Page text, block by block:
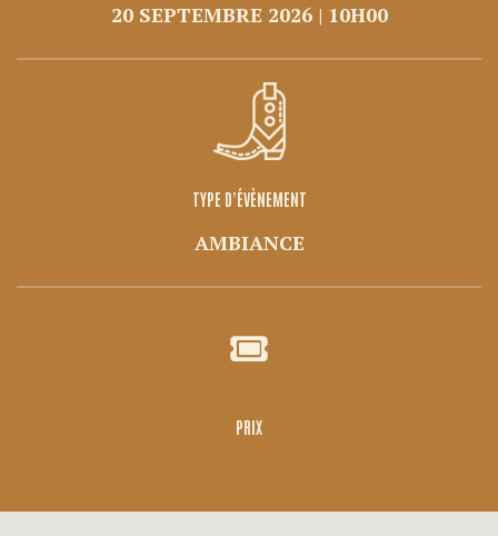
20 SEPTEMBRE 2026 | 10H00
TYPE D’ÉVÈNEMENT
AMBIANCE
PRIX